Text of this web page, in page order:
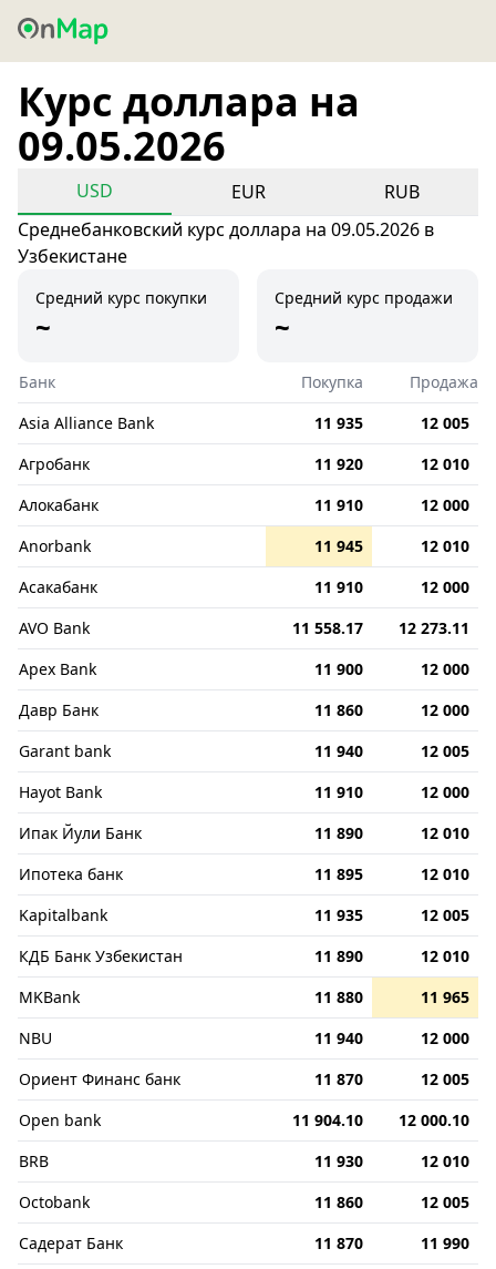
Курс доллара на
09.05.2026
USD EUR
RUB
Среднебанковский курс доллара на 09.05.2026 в
Узбекистане
Средний курс покупки
~
Средний курс продажи
~
Банк Покупка
Продажа
Asia Alliance Bank
11 935
12 005
Агробанк
11 920
12 010
Алокабанк
11 910
12 000
Anorbank
11 945
12 010
Асакабанк
11 910
12 000
AVO Bank
11 558.17
12 273.11
Apex Bank
11 900
12 000
Давр Банк
11 860
12 000
Garant bank
11 940
12 005
Hayot Bank
11 910
12 000
Ипак Йули Банк
11 890
12 010
Ипотека банк
11 895
12 010
Kapitalbank
11 935
12 005
КДБ Банк Узбекистан
11 890
12 010
MKBank
11 880
11 965
NBU
11 940
12 000
Ориент Финанс банк
11 870
12 005
Open bank
11 904.10
12 000.10
BRB
11 930
12 010
Octobank
11 860
12 005
Садерат Банк
11 870
11 990